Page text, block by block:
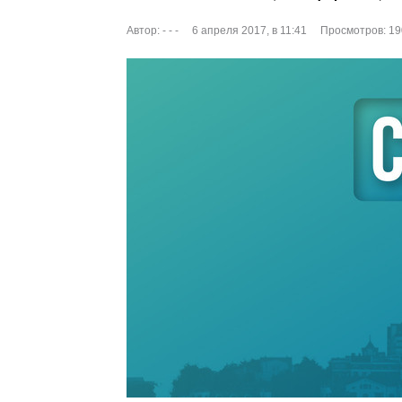
Автор: - - - 6 апреля 2017, в 11:41 Просмотров: